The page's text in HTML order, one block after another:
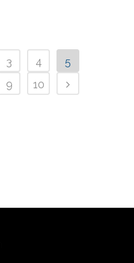
3 4
5
9 10